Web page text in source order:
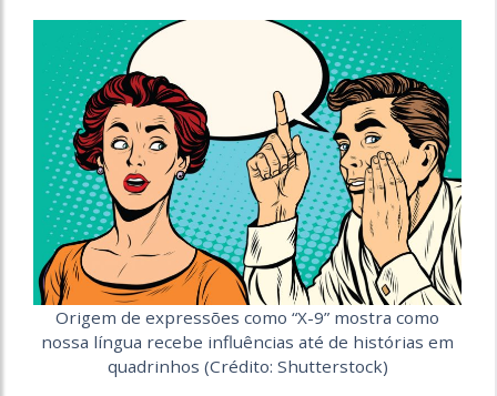
Origem de expressões como “X-9” mostra como
nossa língua recebe influências até de histórias em
quadrinhos (Crédito: Shutterstock)